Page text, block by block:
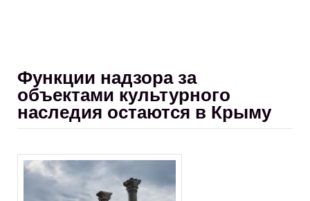
Функции надзора за
объектами культурного
наследия остаются в Крыму